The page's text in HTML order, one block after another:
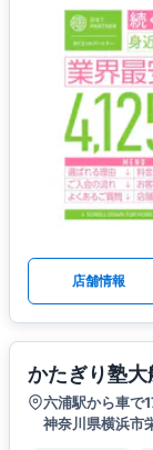
店舗情報
かたぎり塾大
六浦駅から車で
神奈川県横浜市